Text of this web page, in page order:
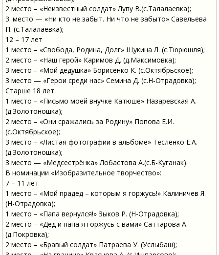
2 место – «Неизвестный солдат» Лупу В.(с.Талалаевка);
3. место — «Ни кто не забыт. Ни что не забыто» Савельева
П. (с.Талалаевка);
12 – 17 лет
1 место – «Свобода, Родина, Долг» Щукина Л. (с.Тюрюшля);
2 место – «Наш герой» Каримов Д. (д.Максимовка);
3 место – «Мой дедушка» Борисенко К. (с.Октябрьское);
3 место — «Герои среди нас» Семина Д. (с.Н-Отрадовка);
Старше 18 лет
1 место – «Письмо моей внучке Катюше» Назаревская А.
(д.Золотоношка);
2 место – «Они сражались за Родину» Попова Е.И.
(с.Октябрьское);
3 место – «Листая фотографии в альбоме» Тесленко Е.А.
(д.Золотоношка);
3 место — «Медсестрёнка» Лобастова А.(с.Б-Куганак).
В номинации «Изобразительное творчество»:
7 – 11 лет
1 место – «Мой прадед – которым я горжусь!» Калиничев Я.
(Н-Отрадовка);
1 место – «Папа вернулся!» Зыков Р. (Н-Отрадовка);
2 место – «Дед и папа я горжусь с вами» Саттарова А.
(д.Покровка);
2 место – «Бравый солдат» Патраева У. (Услыбаш);